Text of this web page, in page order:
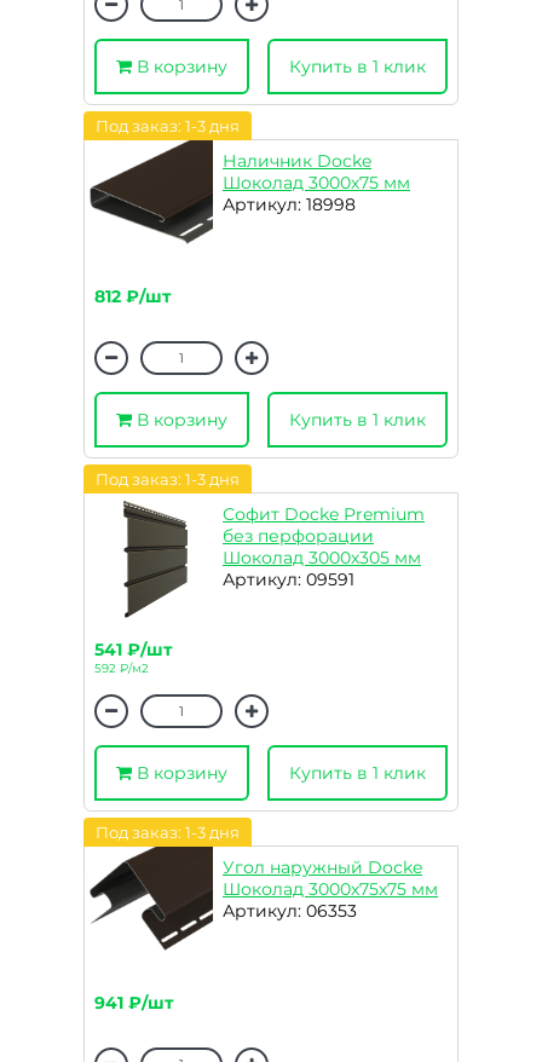
В корзину Купить в 1 клик
Под заказ: 1-3 дня
Наличник Docke
Шоколад 3000х75 мм
Артикул: 18998
812 ₽/шт
В корзину Купить в 1 клик
Под заказ: 1-3 дня
Софит Docke Premium
без перфорации
Шоколад 3000х305 мм
Артикул: 09591
541 ₽/шт
592 ₽/м2
В корзину Купить в 1 клик
Под заказ: 1-3 дня
Угол наружный Docke
Шоколад 3000х75х75 мм
Артикул: 06353
941 ₽/шт